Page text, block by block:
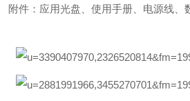
附件：应用光盘、使用手册、电源线、